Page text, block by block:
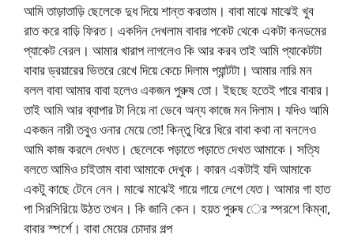
আমি তাড়াতাড়ি ছেলেকে দুধ দিয়ে শান্ত করতাম। বাবা মাঝে মাঝেই খুব
রাত করে বাড়ি ফিরত। একদিন দেখলাম বাবার পকেট থেকে একটা কনডমের
প্যাকেট বেরল। আমার খারাপ লাগলেও কি আর করব তাই আমি প্যাকেটটা
বাবার ড্রয়ারের ভিতরে রেখে দিয়ে কেচে দিলাম প্যান্টটা। আমার নারি মন
বলল বাবা আমার বাবা হলেও একজন পুরুষ তো। ইছছে হতেই পারে বাবার।
তাই আমি আর ব্যাপার টা নিয়ে না ভেবে অন্য কাজে মন দিলাম। যদিও আমি
একজন নারী তবুও ওনার মেয়ে তো! কিন্তু ধিরে ধিরে বাবা কথা না বললেও
আমি কাজ করলে দেখত। ছেলেকে পড়াতে পড়াতে দেখত আমাকে। সত্যি
বলতে আমিও চাইতাম বাবা আমাকে দেখুক। কারন একটাই যদি আমাকে
একটু কাছে টেনে নেন। মাঝে মাঝেই গায়ে গায়ে লেগে যেত। আমার গা হাত
পা সিরসিরিয়ে উঠত তখন। কি জানি কেন। হয়ত পুরুষ ের স্পরশে কিম্বা,
বাবার স্পর্শে। বাবা মেয়ের চোদার গল্প